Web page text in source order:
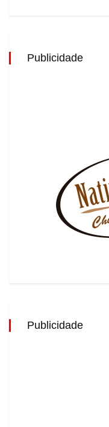
Publicidade
Publicidade